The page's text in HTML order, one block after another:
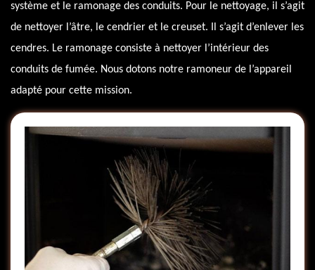
système et le ramonage des conduits. Pour le nettoyage, il s’agit
de nettoyer l’âtre, le cendrier et le creuset. Il s’agit d’enlever les
cendres. Le ramonage consiste à nettoyer l’intérieur des
conduits de fumée. Nous dotons notre ramoneur de l’appareil
adapté pour cette mission.